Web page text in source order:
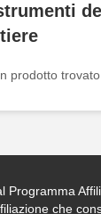
del
prodotto trovato
Programma
che